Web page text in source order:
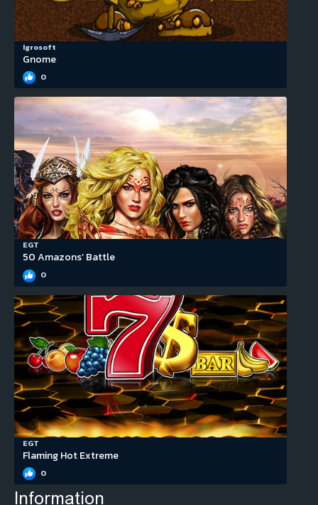
Igrosoft
Gnome
0
EGT
50 Amazons’ Battle
0
EGT
Flaming Hot Extreme
0
Information